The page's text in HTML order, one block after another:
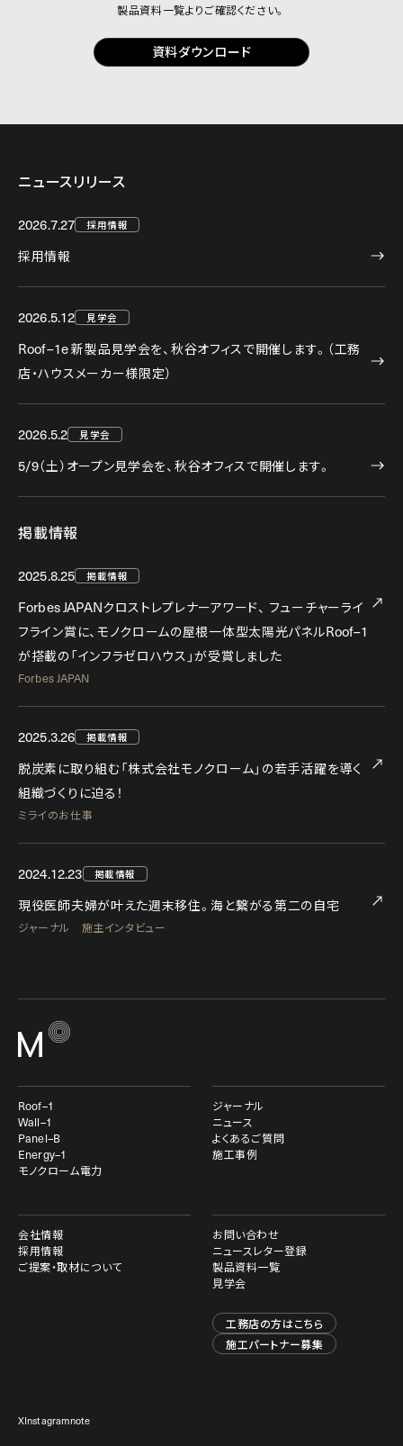
製品資料一覧よりご確認ください。
資料ダウンロード
ニュースリリース
2026.7.27 採用情報
採用情報
2026.5.12 見学会
Roof–1e新製品見学会を、秋谷オフィスで開催します。（工務
店・ハウスメーカー様限定）
2026.5.2 見学会
5/9（土）オープン見学会を、秋谷オフィスで開催します。
掲載情報
2025.8.25 掲載情報
Forbes JAPANクロストレプレナーアワード、 フューチャーライ
フライン賞に、モノクロームの屋根一体型太陽光パネルRoof–1
が搭載の「インフラゼロハウス」が受賞しました
Forbes JAPAN
2025.3.26 掲載情報
脱炭素に取り組む「株式会社モノクローム」の若手活躍を導く
組織づくりに迫る！
ミライのお仕事
2024.12.23 掲載情報
現役医師夫婦が叶えた週末移住。海と繋がる第二の自宅
ジャーナル 施主インタビュー
Roof–1
Wall–1
Panel–B
Energy–1
モノクローム電力
ジャーナル
ニュース
よくあるご質問
施工事例
会社情報
採用情報
ご提案・取材について
お問い合わせ
ニュースレター登録
製品資料一覧
見学会
工務店の方はこちら
施工パートナー募集
XInstagramnote